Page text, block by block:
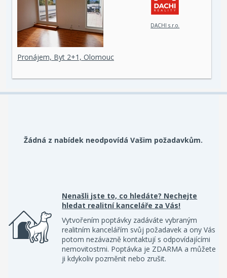
DACHI s.r.o.
Pronájem, Byt 2+1, Olomouc
Žádná z nabídek neodpovídá Vašim požadavkům.
Nenašli jste to, co hledáte? Nechejte
hledat realitní kanceláře za Vás!
Vytvořením poptávky zadáváte vybraným
realitním kancelářím svůj požadavek a ony Vás
potom nezávazně kontaktují s odpovídajícími
nemovitostmi. Poptávka je ZDARMA a můžete
ji kdykoliv pozměnit nebo zrušit.